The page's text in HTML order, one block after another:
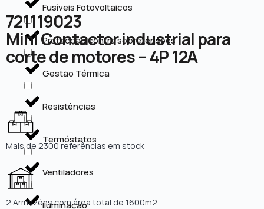
Fusíveis Fotovoltaicos
Protecção contra sobretensões
Gestão Térmica
Resistências
Termóstatos
Ventiladores
Iluminação
721119023
Mini Contactor industrial para
corte de motores – 4P 12A
Mais de 2300 referências em stock
2 Armazéns com área total de 1600m2